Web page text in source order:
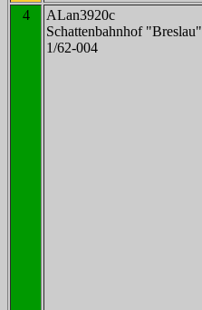
4
ALan3920c
Schattenbahnhof "Breslau"
1/62-004